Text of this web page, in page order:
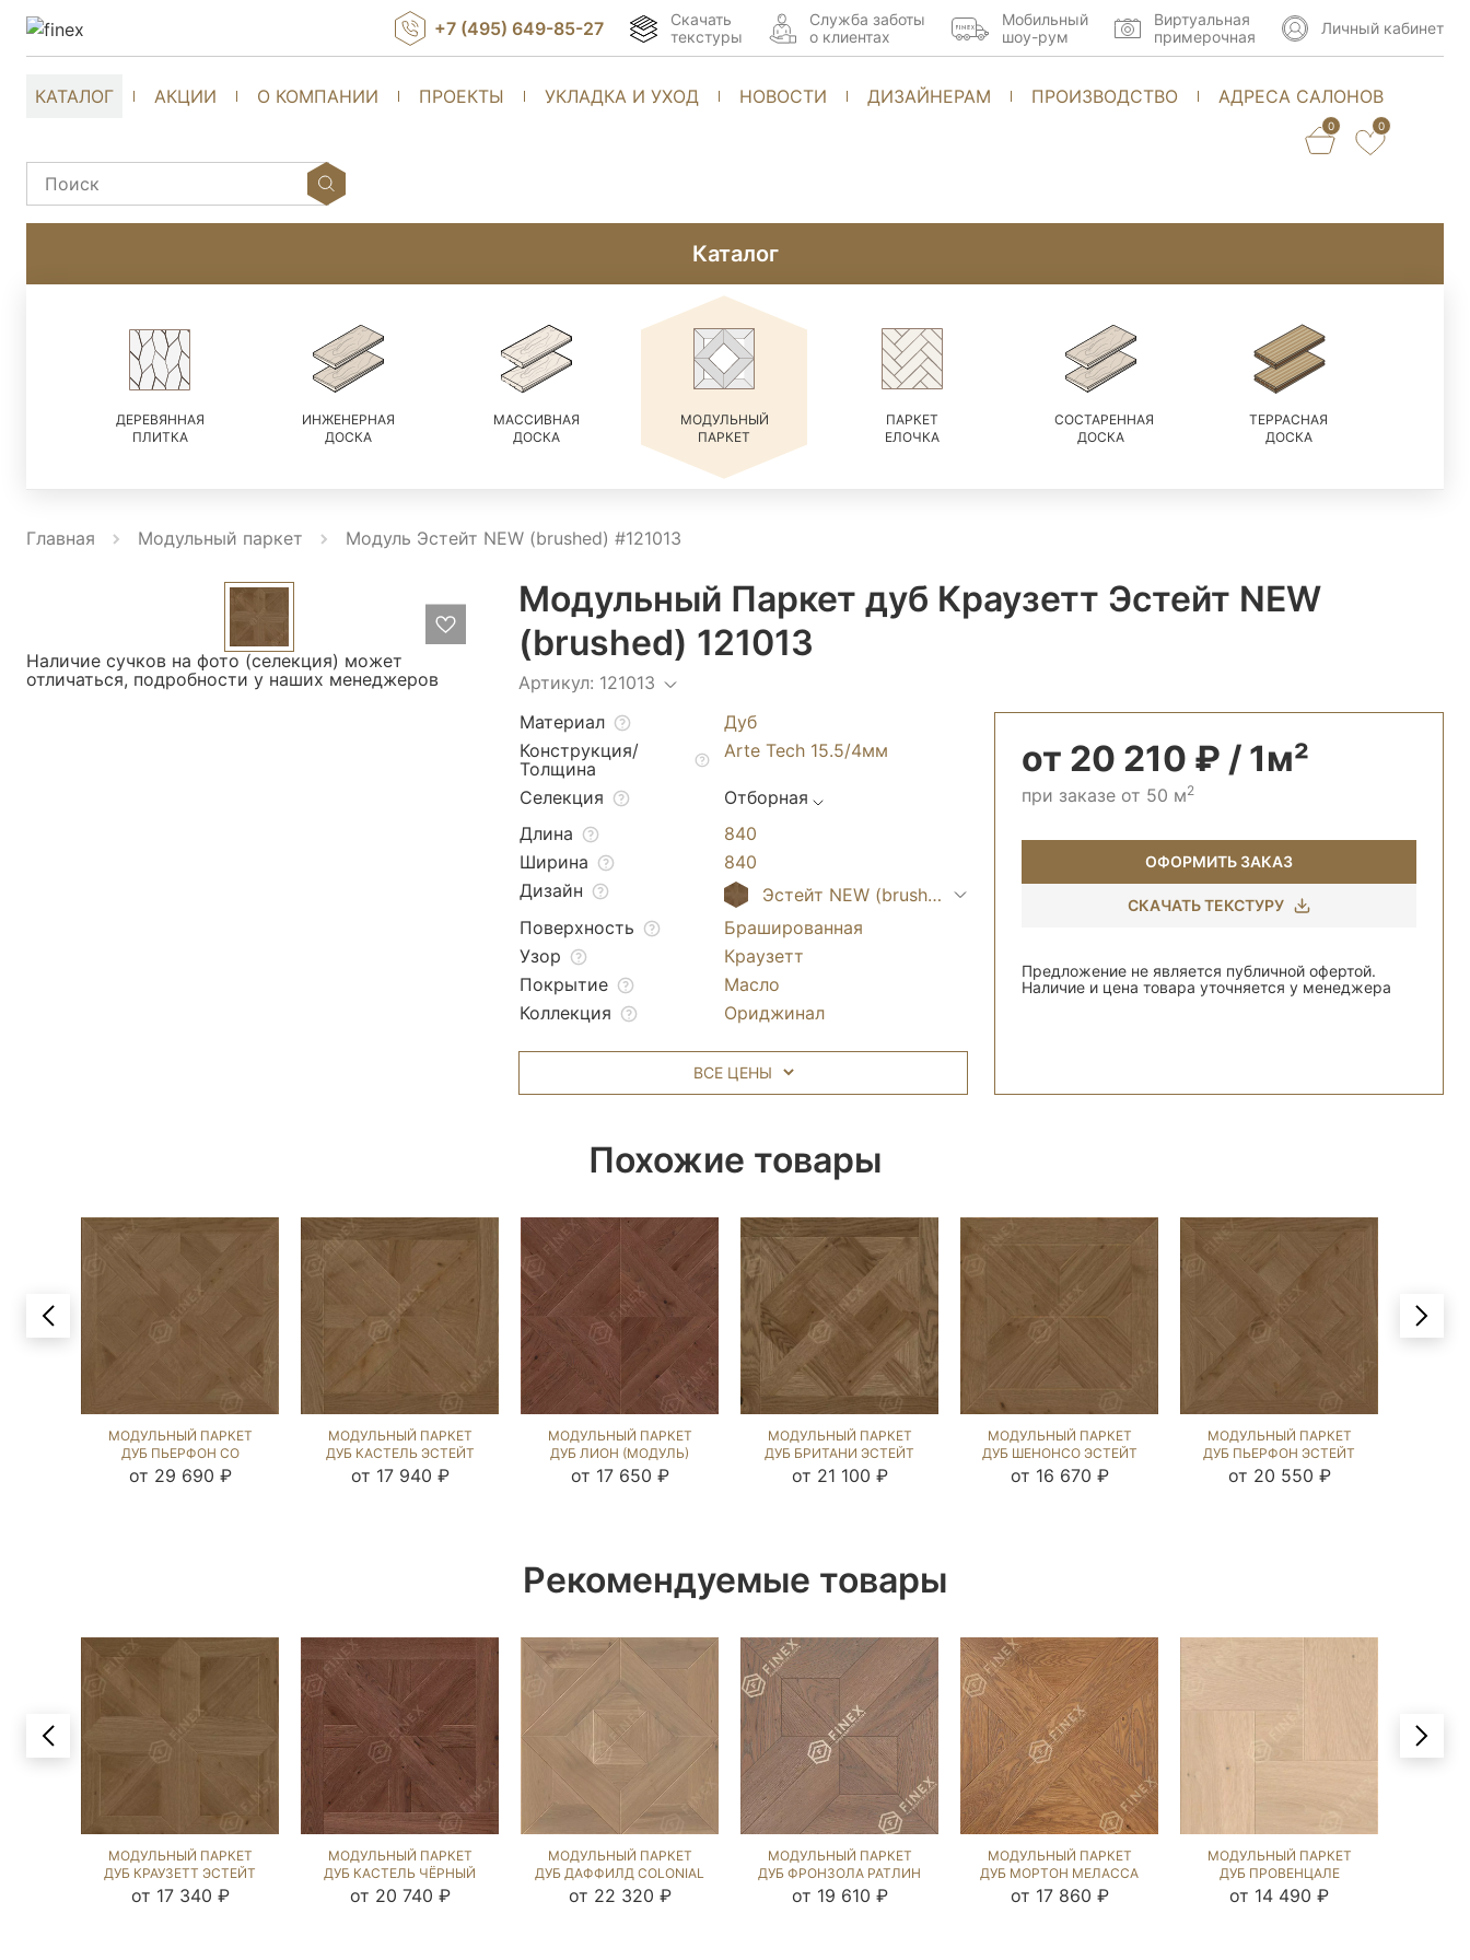
КАТАЛОГ АКЦИИ О КОМПАНИИ ПРОЕКТЫ УКЛАДКА И УХОД НОВОСТИ ДИЗАЙНЕРАМ ПРОИЗВОДСТВО АДРЕСА САЛОНОВ
0 0
+7 (495) 649-85-27
Скачать
текстуры
Cлужба заботы
о клиентах
Мобильный
шоу-рум
Виртуальная
примерочная
Личный кабинет
Каталог
ДЕРЕВЯННАЯ
ПЛИТКА
ИНЖЕНЕРНАЯ
ДОСКА
МАССИВНАЯ
ДОСКА
МОДУЛЬНЫЙ
ПАРКЕТ
ПАРКЕТ
ЕЛОЧКА
СОСТАРЕННАЯ
ДОСКА
ТЕРРАСНАЯ
ДОСКА
Главная Модульный паркет Модуль Эстейт NEW (brushed) #121013
Наличие сучков на фото (селекция) может
отличаться, подробности у наших менеджеров
Модульный Паркет дуб Краузетт Эстейт NEW
(brushed) 121013
Артикул: 121013
Материал
Дуб
Конструкция/
Толщина
Arte Tech 15.5/4мм
Селекция
Отборная
Длина
840
Ширина
840
Дизайн
Эстейт NEW (brushed)
Поверхность
Брашированная
Узор
Краузетт
Покрытие
Масло
Коллекция
Ориджинал
от 20 210 ₽ / 1м²
при заказе от 50 м2
ОФОРМИТЬ ЗАКАЗ
СКАЧАТЬ ТЕКСТУРУ
Предложение не является публичной офертой.
Наличие и цена товара уточняется у менеджера
ВСЕ ЦЕНЫ
Похожие товары
МОДУЛЬНЫЙ ПАРКЕТ
ДУБ ПЬЕРФОН СО
ЗВЕЗДОЙ ЭСТЕЙТ NEW
(BRUSHED) 121623
от 29 690 ₽
МОДУЛЬНЫЙ ПАРКЕТ
ДУБ КАСТЕЛЬ ЭСТЕЙТ
NEW (BRUSHED) 123435
от 17 940 ₽
МОДУЛЬНЫЙ ПАРКЕТ
ДУБ ЛИОН (МОДУЛЬ)
ЧЁРНЫЙ ОРЕХ (BRUSHED)
124132
от 17 650 ₽
МОДУЛЬНЫЙ ПАРКЕТ
ДУБ БРИТАНИ ЭСТЕЙТ
NEW (BRUSHED) 124944
от 21 100 ₽
МОДУЛЬНЫЙ ПАРКЕТ
ДУБ ШЕНОНСО ЭСТЕЙТ
NEW (BRUSHED) 120204
от 16 670 ₽
МОДУЛЬНЫЙ ПАРКЕТ
ДУБ ПЬЕРФОН ЭСТЕЙТ
NEW (BRUSHED) 124130
от 20 550 ₽
Рекомендуемые товары
МОДУЛЬНЫЙ ПАРКЕТ
ДУБ КРАУЗЕТТ ЭСТЕЙТ
NEW (BRUSHED) 119870
от 17 340 ₽
МОДУЛЬНЫЙ ПАРКЕТ
ДУБ КАСТЕЛЬ ЧЁРНЫЙ
ОРЕХ (BRUSHED) 124389
от 20 740 ₽
МОДУЛЬНЫЙ ПАРКЕТ
ДУБ ДАФФИЛД COLONIAL
STYLE (BRUSHED) 124253
от 22 320 ₽
МОДУЛЬНЫЙ ПАРКЕТ
ДУБ ФРОНЗОЛА РАТЛИН
(BRUSHED) 123186
от 19 610 ₽
МОДУЛЬНЫЙ ПАРКЕТ
ДУБ МОРТОН МЕЛАССА
(BRUSHED) 121756
от 17 860 ₽
МОДУЛЬНЫЙ ПАРКЕТ
ДУБ ПРОВЕНЦАЛЕ
КАРЛАЙЛ NEW
(BRUSHED) 120836
от 14 490 ₽